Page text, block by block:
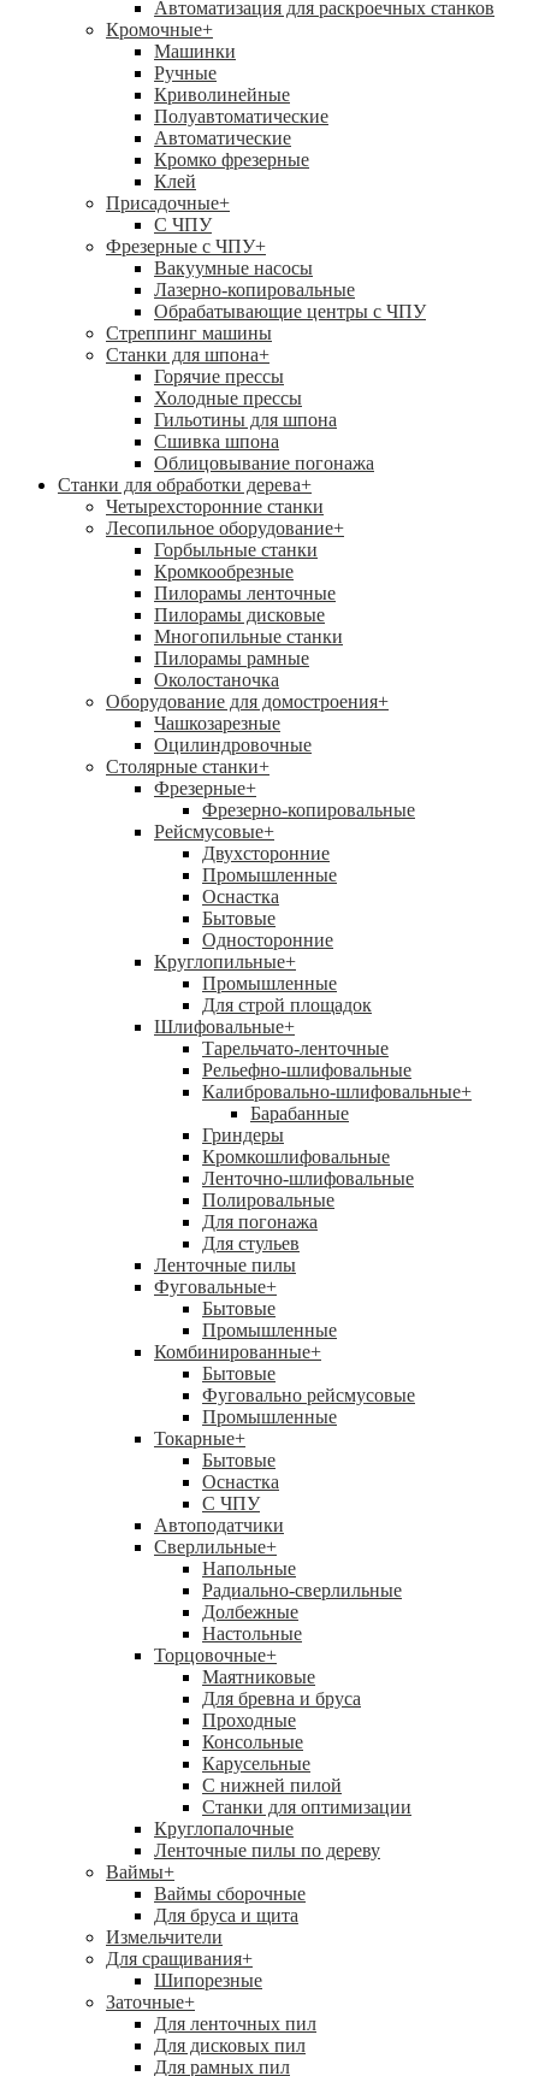
Автоматизация для раскроечных станков
Кромочные+
Машинки
Ручные
Криволинейные
Полуавтоматические
Автоматические
Кромко фрезерные
Клей
Присадочные+
С ЧПУ
Фрезерные с ЧПУ+
Вакуумные насосы
Лазерно-копировальные
Обрабатывающие центры с ЧПУ
Стреппинг машины
Станки для шпона+
Горячие прессы
Холодные прессы
Гильотины для шпона
Сшивка шпона
Облицовывание погонажа
Станки для обработки дерева+
Четырехсторонние станки
Лесопильное оборудование+
Горбыльные станки
Кромкообрезные
Пилорамы ленточные
Пилорамы дисковые
Многопильные станки
Пилорамы рамные
Околостаночка
Оборудование для домостроения+
Чашкозарезные
Оцилиндровочные
Столярные станки+
Фрезерные+
Фрезерно-копировальные
Рейсмусовые+
Двухсторонние
Промышленные
Оснастка
Бытовые
Односторонние
Круглопильные+
Промышленные
Для строй площадок
Шлифовальные+
Тарельчато-ленточные
Рельефно-шлифовальные
Калибровально-шлифовальные+
Барабанные
Гриндеры
Кромкошлифовальные
Ленточно-шлифовальные
Полировальные
Для погонажа
Для стульев
Ленточные пилы
Фуговальные+
Бытовые
Промышленные
Комбинированные+
Бытовые
Фуговально рейсмусовые
Промышленные
Токарные+
Бытовые
Оснастка
С ЧПУ
Автоподатчики
Сверлильные+
Напольные
Радиально-сверлильные
Долбежные
Настольные
Торцовочные+
Маятниковые
Для бревна и бруса
Проходные
Консольные
Карусельные
С нижней пилой
Станки для оптимизации
Круглопалочные
Ленточные пилы по дереву
Ваймы+
Ваймы сборочные
Для бруса и щита
Измельчители
Для сращивания+
Шипорезные
Заточные+
Для ленточных пил
Для дисковых пил
Для рамных пил